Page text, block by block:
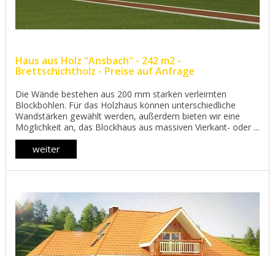
Haus aus Holz "Ansbach" - 242 m2 -
Brettschichtholz - Preise auf Anfrage
Die Wände bestehen aus 200 mm starken verleimten
Blockbohlen. Für das Holzhaus können unterschiedliche
Wandstärken gewählt werden, außerdem bieten wir eine
Möglichkeit an, das Blockhaus aus massiven Vierkant- oder ...
weiter